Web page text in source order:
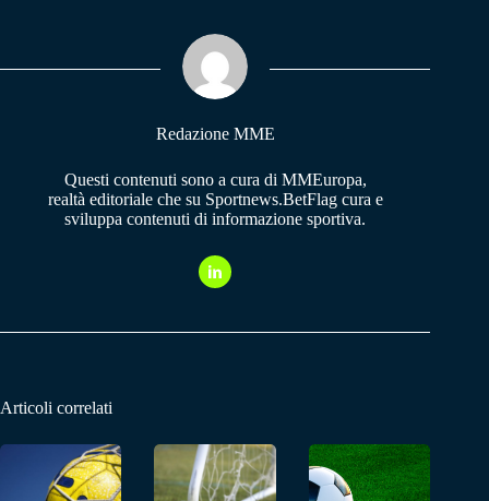
pp m
Redazione MME
Questi contenuti sono a cura di MMEuropa,
realtà editoriale che su Sportnews.BetFlag cura e
sviluppa contenuti di informazione sportiva.
Articoli correlati